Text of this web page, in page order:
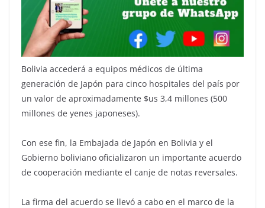
Bolivia accederá a equipos médicos de última
generación de Japón para cinco hospitales del país por
un valor de aproximadamente $us 3,4 millones (500
millones de yenes japoneses).
Con ese fin, la Embajada de Japón en Bolivia y el
Gobierno boliviano oficializaron un importante acuerdo
de cooperación mediante el canje de notas reversales.
La firma del acuerdo se llevó a cabo en el marco de la